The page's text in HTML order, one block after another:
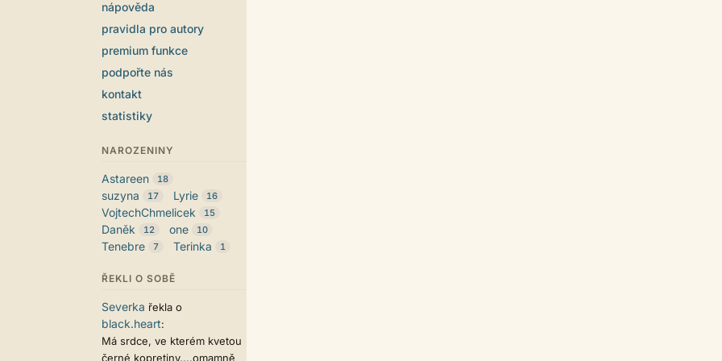
nápověda
pravidla pro autory
premium funkce
podpořte nás
kontakt
statistiky
NAROZENINY
Astareen 18
suzyna 17 Lyrie 16
VojtechChmelicek 15
Daněk 12 one 10
Tenebre 7 Terinka 1
ŘEKLI O SOBĚ
Severka řekla o
black.heart:
Má srdce, ve kterém kvetou
černé kopretiny....omamně